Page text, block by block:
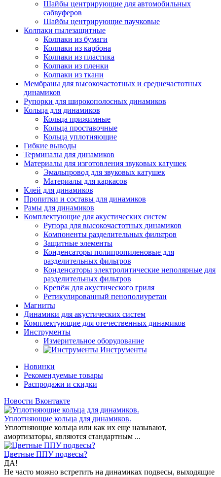
Шайбы центрирующие для автомобильных
сабвуферов
Шайбы центрирующие паучковые
Колпаки пылезащитные
Колпаки из бумаги
Колпаки из карбона
Колпаки из пластика
Колпаки из пленки
Колпаки из ткани
Мембраны для высокочастотных и среднечастотных
динамиков
Рупорки для широкополосных динамиков
Кольца для динамиков
Кольца прижимные
Кольца проставочные
Кольца уплотняющие
Гибкие выводы
Терминалы для динамиков
Материалы для изготовления звуковых катушек
Эмальпровод для звуковых катушек
Материалы для каркасов
Клей для динамиков
Пропитки и составы для динамиков
Рамы для динамиков
Комплектующие для акустических систем
Рупора для высокочастотных динамиков
Компоненты разделительных фильтров
Защитные элементы
Конденсаторы полипропиленовые для
разделительных фильтров
Конденсаторы электролитические неполярные для
разделительных фильтров
Крепёж для акустического гриля
Ретикулированный пенополиуретан
Магниты
Динамики для акустических систем
Комплектующие для отечественных динамиков
Инструменты
Измерительное оборудование
Инструменты
Новинки
Рекомендуемые товары
Распродажи и скидки
Новости Вконтакте
Уплотняющие кольца для динамиков.
Уплотняющие кольца или как их еще называют,
амортизаторы, являются стандартным ...
Цветные ППУ подвесы?
ДА!
Не часто можно встретить на динамиках подвесы, выходящие